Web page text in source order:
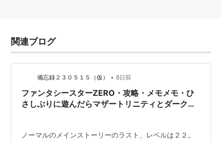
SFとファンタジーを融合させたような世界観、4メガビ
ットの大容量カートリッジを生かしたグラフィック、ア
ニメーションで動くモンスター、メモリーバックアップ
によるセーブシステムなどが特徴で、当時としては先進
的な作品だった。フィールドはドラゴンクエストシリー
リィのような疑似3Dのダンジョンに切り替わる。3Dダ
関連ブログ
備忘録２３０５１５（仮） • 8日前
ファンタシースターZERO・攻略・メモメモ・ひ
さしぶりに遊んだらマザートリニティとダークフ
ノーマルのメインストーリーのラスト、レベルは２２。